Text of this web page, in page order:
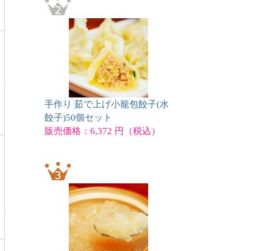
手作り 茹で上げ小籠包餃子(水
餃子)50個セット
販売価格：6,372 円（税込）